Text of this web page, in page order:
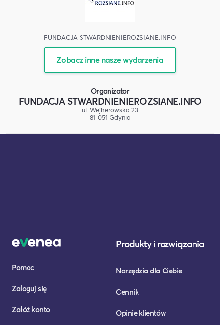
FUNDACJA STWARDNIENIEROZSIANE.INFO
Zobacz inne nasze wydarzenia
Organizator
FUNDACJA STWARDNIENIEROZSIANE.INFO
ul. Wejherowska 23
81-051 Gdynia
Pomoc
Zaloguj się
Załóż konto
Produkty i rozwiązania
Narzędzia dla Ciebie
Cennik
Opinie klientów